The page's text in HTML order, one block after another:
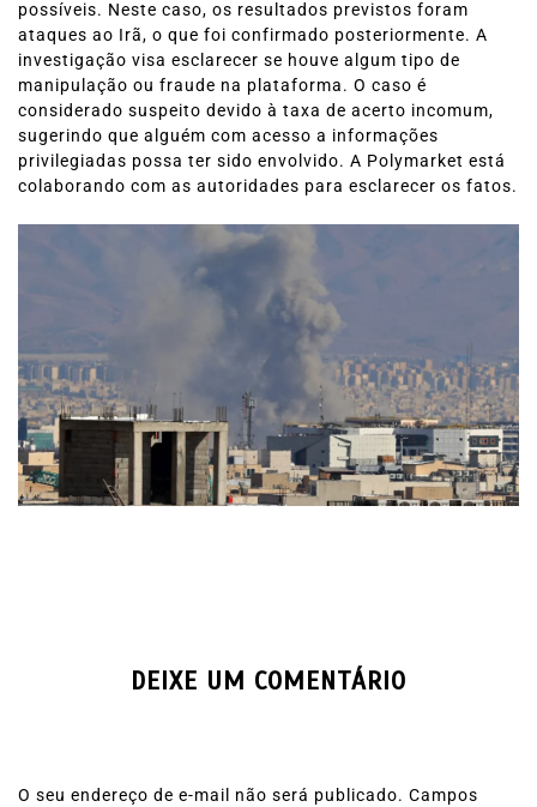
possíveis. Neste caso, os resultados previstos foram
ataques ao Irã, o que foi confirmado posteriormente. A
investigação visa esclarecer se houve algum tipo de
manipulação ou fraude na plataforma. O caso é
considerado suspeito devido à taxa de acerto incomum,
sugerindo que alguém com acesso a informações
privilegiadas possa ter sido envolvido. A Polymarket está
colaborando com as autoridades para esclarecer os fatos.
DEIXE UM COMENTÁRIO
O seu endereço de e-mail não será publicado. Campos